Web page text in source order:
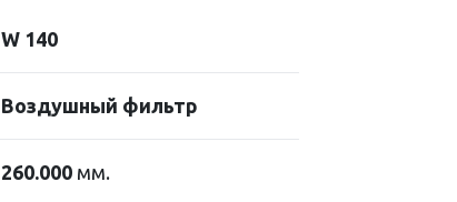
W 140
Воздушный фильтр
260.000 мм.